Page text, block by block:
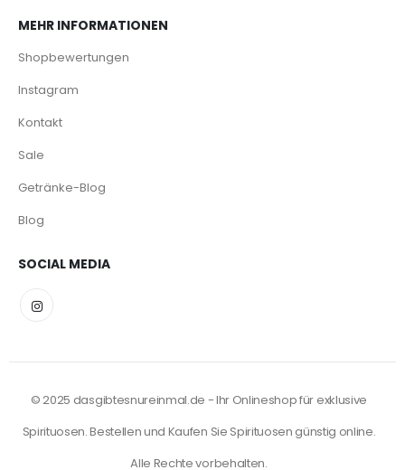
MEHR INFORMATIONEN
Shopbewertungen
Instagram
Kontakt
Sale
Getränke-Blog
Blog
SOCIAL MEDIA
© 2025 dasgibtesnureinmal.de - Ihr Onlineshop für exklusive
Spirituosen. Bestellen und Kaufen Sie Spirituosen günstig online.
Alle Rechte vorbehalten.